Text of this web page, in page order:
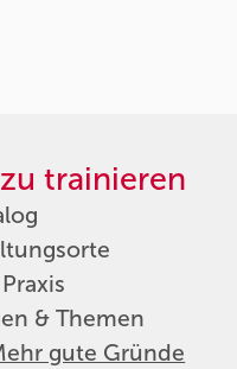
trainieren
& Themen
gute Gründe